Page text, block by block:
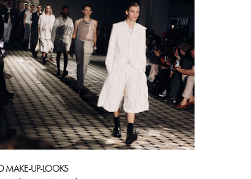
MAKE-UP-LOOKS